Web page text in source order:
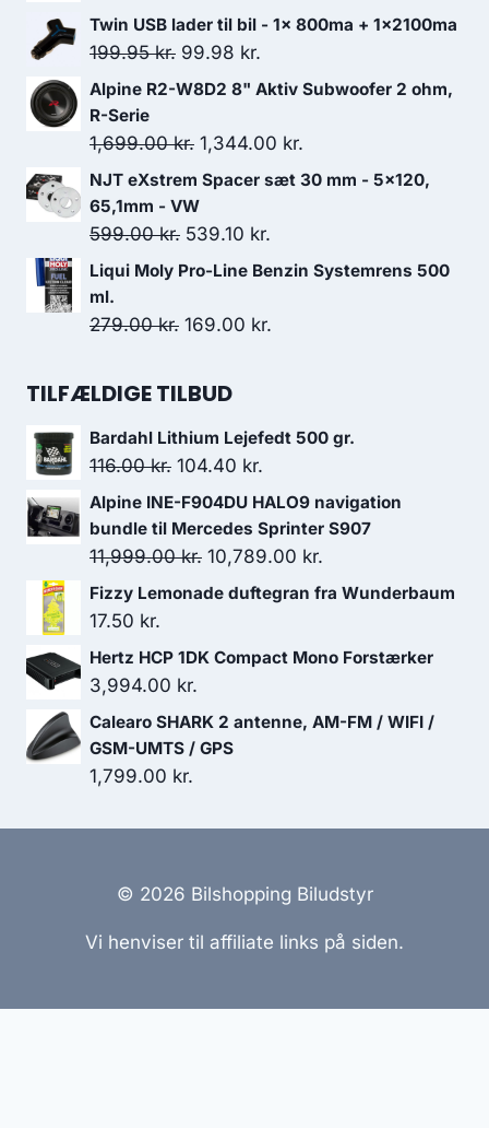
oprindelige
pris
aktuelle
Twin USB lader til bil - 1x 800ma + 1x2100ma
199.95kr. Den
oprindelige
var:
199.95 kr..
99.98 kr.
aktuelle
er:
99.98 kr..
Alpine R2-W8D2 8" Aktiv Subwoofer 2 ohm,
R-Serie
1,699.00kr. Den
oprindelige
pris
var:
1,699.00 kr..
1,344.00 kr.
aktuelle
1,344.00 kr..
NJT eXstrem Spacer sæt 30 mm - 5x120,
65,1mm - VW
599.00kr. Den
oprindelige
var:
539.10 kr.
aktuelle
Liqui Moly Pro-Line Benzin Systemrens 500
ml.
279.00kr. Den
pris
279.00 kr..
169.00 kr.
169.00 kr..
TILFÆLDIGE TILBUD
Bardahl Lithium Lejefedt 500 gr.
116.00kr. Den
oprindelige
pris
var:
116.00 kr..
104.40 kr.
aktuelle
pris
er:
104.40 kr..
Alpine INE-F904DU HALO9 navigation
bundle til Mercedes Sprinter S907
11,999.00kr. Den
oprindelige
11,999.00 kr..
10,789.00 kr.
aktuelle
Fizzy Lemonade duftegran fra Wunderbaum
17.50 kr.
Hertz HCP 1DK Compact Mono Forstærker
3,994.00 kr.
Calearo SHARK 2 antenne, AM-FM / WIFI /
GSM-UMTS / GPS
1,799.00 kr.
© 2026 Bilshopping Biludstyr
Vi henviser til affiliate links på siden.